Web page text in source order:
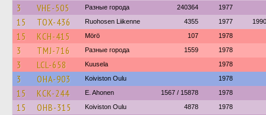
3 VHE-505 Разные города 240364 1977
15 TOX-436 Ruohosen Liikenne 4355 1977 1990
15 KCH-415 Mörö 107 1978
3 TMJ-716 Разные города 1559 1978
3 LCL-658 Kuusela 1978
3 OHA-903 Koiviston Oulu 1978
15 KCK-244 E. Ahonen 1567 / 15878 1978
15 OHB-315 Koiviston Oulu 4878 1978